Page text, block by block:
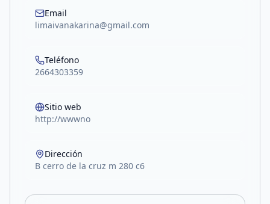
Email
limaivanakarina@gmail.com
Teléfono
2664303359
Sitio web
http://wwwno
Dirección
B cerro de la cruz m 280 c6